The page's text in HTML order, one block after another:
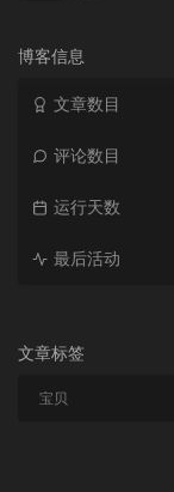
博客信息
文章数目
评论数目
运行天数
最后活动
文章标签
宝贝